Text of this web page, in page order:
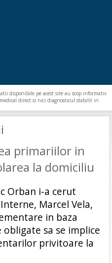
disponibile pe acest site au scop informativ
direct si nici diagnosticul stabilit in
primariilor in
la domiciliu
Orban i-a cerut
Marcel Vela,
in baza
sa se implice
privitoare la